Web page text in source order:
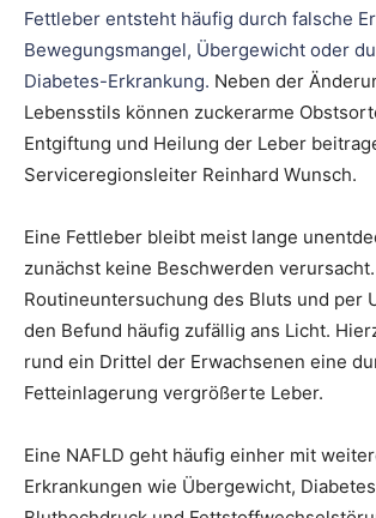
Fettleber entsteht häufig durch falsche
Bewegungsmangel, Übergewicht oder
Diabetes-Erkrankung. Neben der
Lebensstils können zuckerarme
Entgiftung und Heilung der Leber
Serviceregionsleiter Reinhard Wunsch.
Eine Fettleber bleibt meist lange
zunächst keine Beschwerden
Routineuntersuchung des Bluts und per
den Befund häufig zufällig ans Licht.
rund ein Drittel der Erwachsenen eine
Fetteinlagerung vergrößerte Leber.
Eine NAFLD geht häufig einher mit
Erkrankungen wie Übergewicht,